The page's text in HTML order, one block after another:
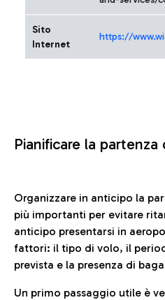
Sito
Internet
https://
Pianificare la partenza
Organizzare in anticipo la
più importanti per evitare
anticipo presentarsi in
fattori: il tipo di volo, il
prevista e la presenza di
Un primo passaggio utile è